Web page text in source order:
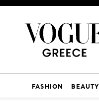
FASHION BEAUTY